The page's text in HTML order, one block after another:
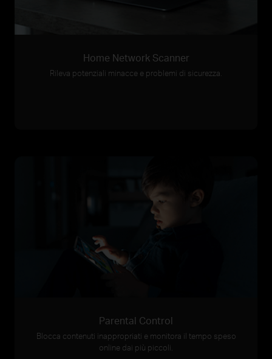
Home Network Scanner
Rileva potenziali minacce e problemi di sicurezza.
Parental Control
Blocca contenuti inappropriati e monitora il tempo speso
online dai più piccoli.